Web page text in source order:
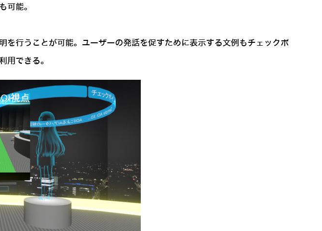
可能。
行うことが可能。ユーザーの発話を促すために表示する文例もチェックポ
用できる。